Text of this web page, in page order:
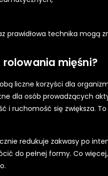
prawidłowa technika mogą
mięśni?
liczne korzyści dla
dla osób prowadzących
i ruchomość się zwiększa.
redukuje zakwasy po
do pełnej formy. Co